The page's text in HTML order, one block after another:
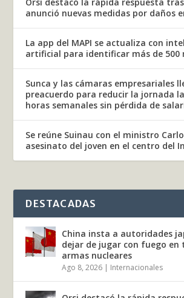
Orsi destacó la rápida respuesta
anunció nuevas medidas por daños
La app del MAPI se actualiza con
artificial para identificar más de 500
Sunca y las cámaras empresariales
preacuerdo para reducir la jornada
horas semanales sin pérdida de
Se reúne Suinau con el ministro
asesinato del joven en el centro del
DESTACADAS
China insta a autoridades
dejar de jugar con fuego en
armas nucleares
Ago 8, 2026 Internacionales